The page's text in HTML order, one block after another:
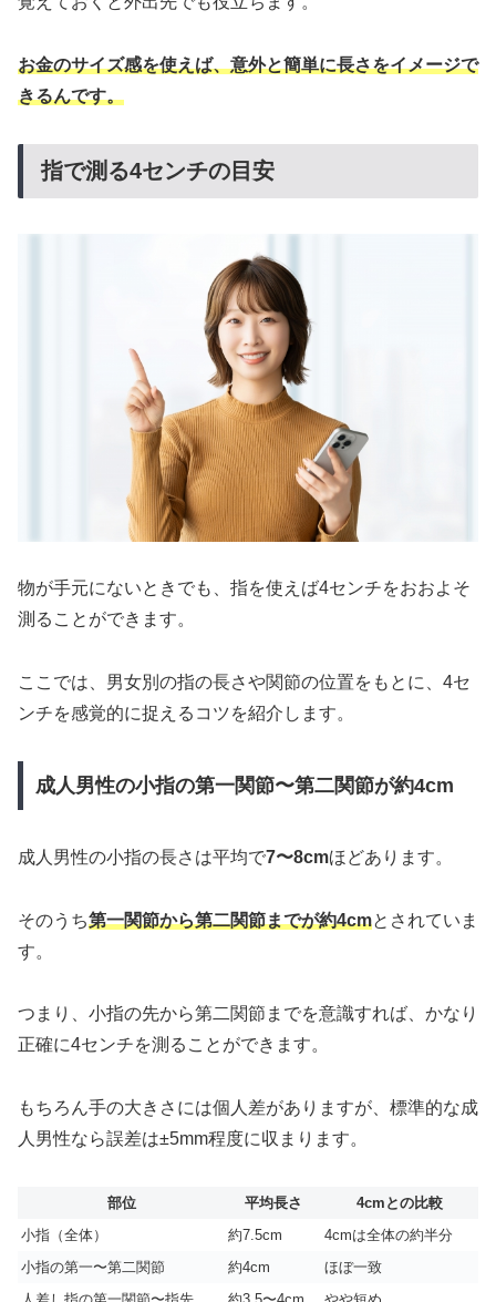
お金のサイズ感を使えば、意外と簡単に長さをイメージで
きるんです。
指で測る4センチの目安
物が手元にないときでも、指を使えば4センチをおおよそ
測ることができます。
ここでは、男女別の指の長さや関節の位置をもとに、4セ
ンチを感覚的に捉えるコツを紹介します。
成人男性の小指の第一関節〜第二関節が約4cm
成人男性の小指の長さは平均で7〜8cmほどあります。
そのうち第一関節から第二関節までが約4cmとされていま
す。
つまり、小指の先から第二関節までを意識すれば、かなり
正確に4センチを測ることができます。
もちろん手の大きさには個人差がありますが、標準的な成
人男性なら誤差は±5mm程度に収まります。
部位 平均長さ
4cmとの比較
小指（全体）
約7.5cm
4cmは全体の約半分
小指の第一〜第二関節
約4cm
ほぼ一致